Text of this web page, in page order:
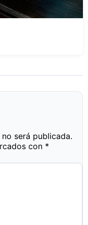
será publicada.
con *